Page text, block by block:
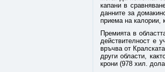
капани в
данните за
приема на калории,
Премията в
действителност е
връчва от
други области,
крони (978 хил.